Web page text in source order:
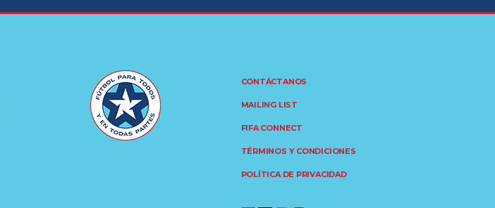
CONTÁCTANOS
MAILING LIST
FIFA CONNECT
TÉRMINOS Y CONDICIONES
POLÍTICA DE PRIVACIDAD